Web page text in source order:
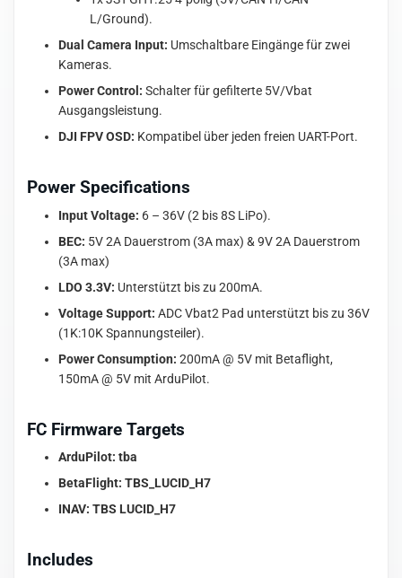
L/Ground).
Dual Camera Input: Umschaltbare Eingänge für zwei
Kameras.
Power Control: Schalter für gefilterte 5V/Vbat
Ausgangsleistung.
DJI FPV OSD: Kompatibel über jeden freien UART-Port.
Power Specifications
Input Voltage: 6 – 36V (2 bis 8S LiPo).
BEC: 5V 2A Dauerstrom (3A max) & 9V 2A Dauerstrom
(3A max)
LDO 3.3V: Unterstützt bis zu 200mA.
Voltage Support: ADC Vbat2 Pad unterstützt bis zu 36V
(1K:10K Spannungsteiler).
Power Consumption:200mA @ 5V mit Betaflight,
150mA @ 5V mit ArduPilot.
FC Firmware Targets
ArduPilot: tba
BetaFlight:TBS_LUCID_H7
INAV:TBS LUCID_H7
Includes